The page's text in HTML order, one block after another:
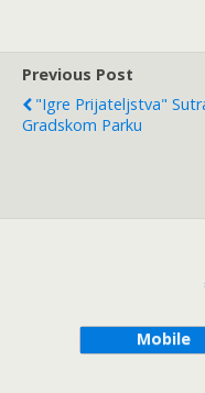
Previous Post
"Igre Prijateljstva"
Gradskom Parku
Mobile